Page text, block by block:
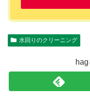
水回りのクリーニング